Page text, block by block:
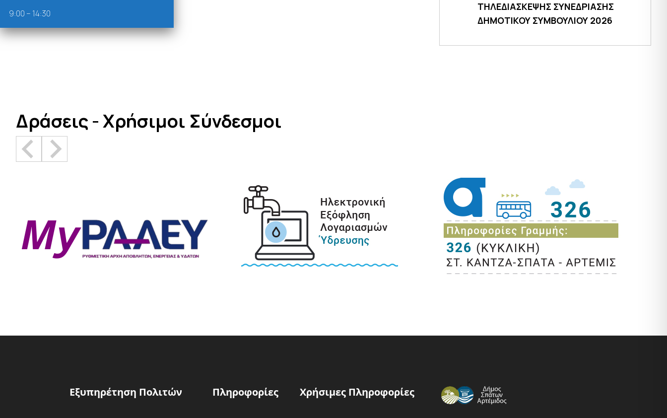
ΤΗΛΕΔΙΑΣΚΕΨΗΣ ΣΥΝΕΔΡΙΑΣΗΣ
ΔΗΜΟΤΙΚΟΥ ΣΥΜΒΟΥΛΙΟΥ 2026
Δράσεις - Χρήσιμοι Σύνδεσμοι
Εξυπηρέτηση Πολιτών Πληροφορίες Χρήσιμες Πληροφορίες
9:00 – 14:30